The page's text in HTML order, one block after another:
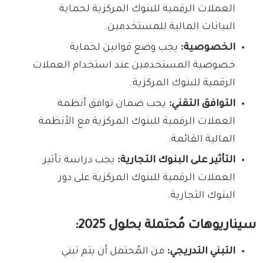
العملات الرقمية للبنوك المركزية لحماية
البيانات المالية للمستخدمين.
الخصوصية: يجب وضع قوانين لحماية
خصوصية المستخدمين عند استخدام العملات
الرقمية للبنوك المركزية.
التوافق التقني: يجب ضمان توافق أنظمة
العملات الرقمية للبنوك المركزية مع الأنظمة
المالية القائمة.
التأثير على البنوك التجارية: يجب دراسة تأثير
العملات الرقمية للبنوك المركزية على دور
البنوك التجارية.
سيناريوهات مُحتملة بحلول 2025:
التبني التدريجي: من المُحتمل أن يتم تبني